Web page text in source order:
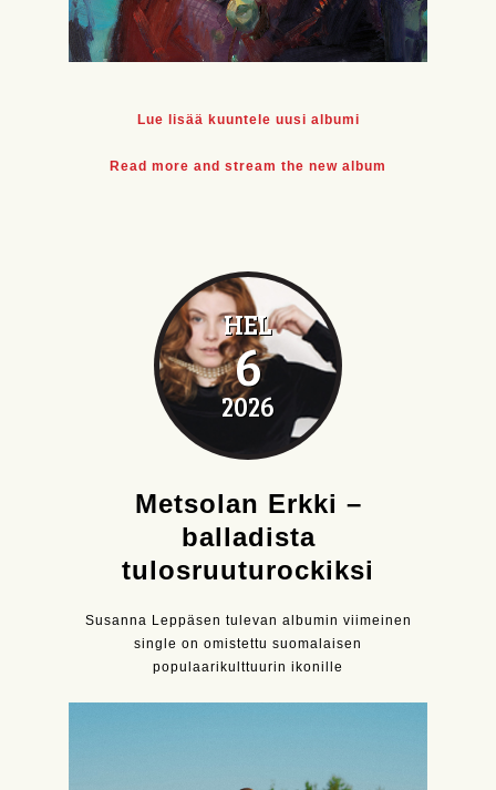
Lue lisää kuuntele uusi albumi
Read more and stream the new album
HEL
6
2026
Metsolan Erkki –
balladista
tulosruuturockiksi
Susanna Leppäsen tulevan albumin viimeinen
single on omistettu suomalaisen
populaarikulttuurin ikonille